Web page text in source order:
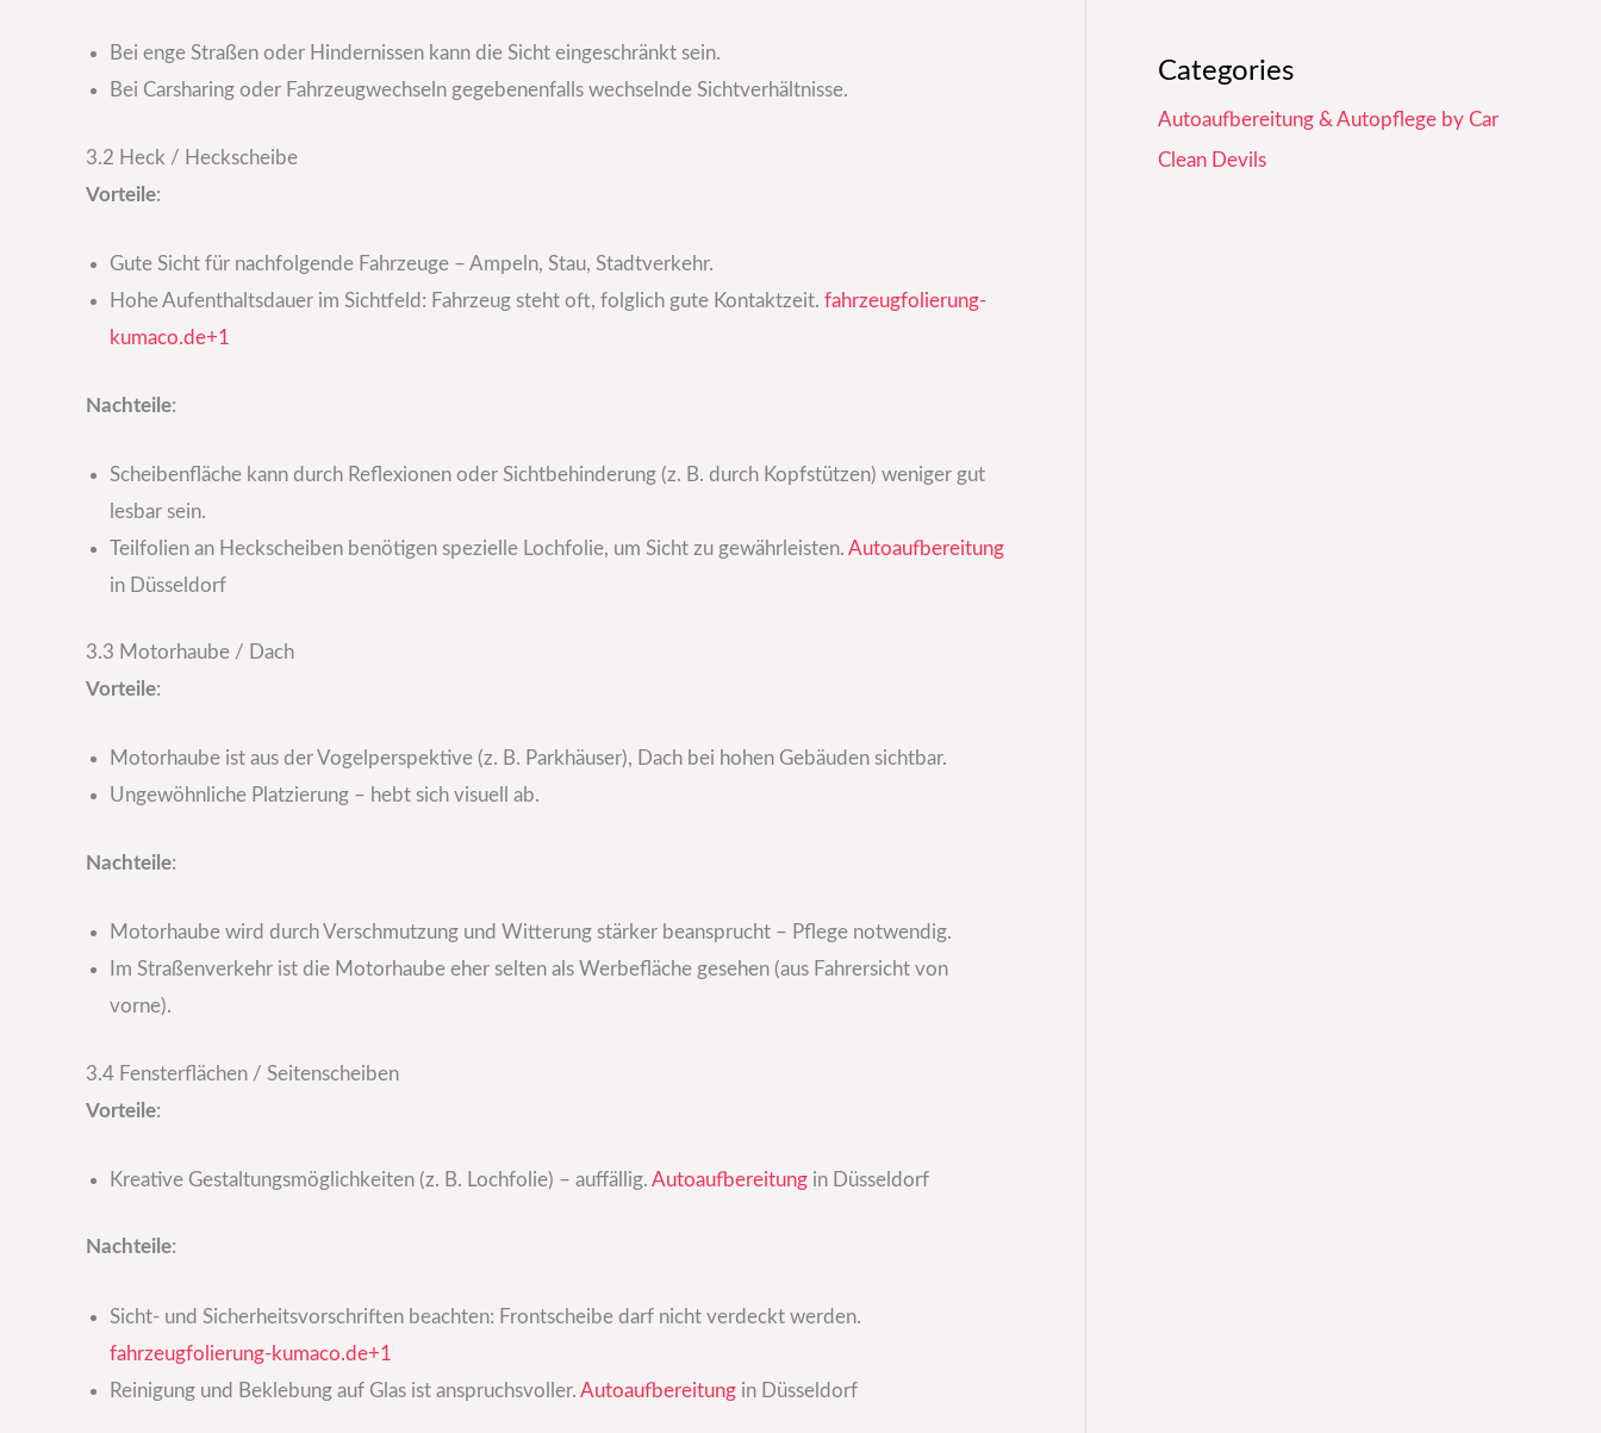
Bei enge Straßen oder Hindernissen kann die Sicht eingeschränkt sein.
Bei Carsharing oder Fahrzeugwechseln gegebenenfalls wechselnde Sichtverhältnisse.
3.2 Heck / Heckscheibe
Vorteile:
Gute Sicht für nachfolgende Fahrzeuge – Ampeln, Stau, Stadtverkehr.
Hohe Aufenthaltsdauer im Sichtfeld: Fahrzeug steht oft, folglich gute Kontaktzeit. fahrzeugfolierung-
kumaco.de+1
Nachteile:
Scheibenfläche kann durch Reflexionen oder Sichtbehinderung (z. B. durch Kopfstützen) weniger gut
lesbar sein.
Teilfolien an Heckscheiben benötigen spezielle Lochfolie, um Sicht zu gewährleisten. Autoaufbereitung
in Düsseldorf
3.3 Motorhaube / Dach
Vorteile:
Motorhaube ist aus der Vogelperspektive (z. B. Parkhäuser), Dach bei hohen Gebäuden sichtbar.
Ungewöhnliche Platzierung – hebt sich visuell ab.
Nachteile:
Motorhaube wird durch Verschmutzung und Witterung stärker beansprucht – Pflege notwendig.
Im Straßenverkehr ist die Motorhaube eher selten als Werbefläche gesehen (aus Fahrersicht von
vorne).
3.4 Fensterflächen / Seitenscheiben
Vorteile:
Kreative Gestaltungsmöglichkeiten (z. B. Lochfolie) – auffällig. Autoaufbereitung in Düsseldorf
Nachteile:
Sicht‐ und Sicherheitsvorschriften beachten: Frontscheibe darf nicht verdeckt werden.
fahrzeugfolierung-kumaco.de+1
Reinigung und Beklebung auf Glas ist anspruchsvoller. Autoaufbereitung in Düsseldorf
Categories
Autoaufbereitung & Autopflege by Car
Clean Devils